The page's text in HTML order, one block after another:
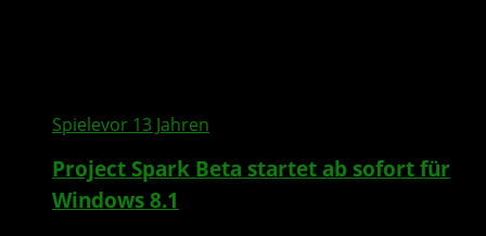
Spielevor 13 Jahren
Project Spark Beta startet ab sofort für
Windows8.1